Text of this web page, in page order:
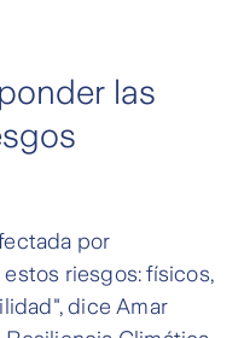
las
por
riesgos: físicos,
dice Amar